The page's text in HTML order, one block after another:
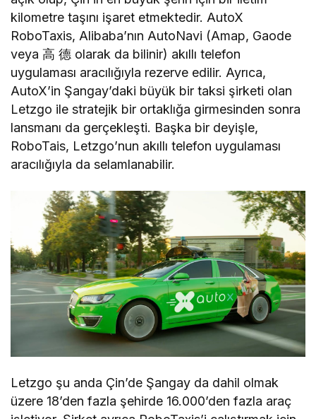
kilometre taşını işaret etmektedir. AutoX
RoboTaxis, Alibaba’nın AutoNavi (Amap, Gaode
veya 高 德 olarak da bilinir) akıllı telefon
uygulaması aracılığıyla rezerve edilir. Ayrıca,
AutoX’in Şangay’daki büyük bir taksi şirketi olan
Letzgo ile stratejik bir ortaklığa girmesinden sonra
lansmanı da gerçekleşti. Başka bir deyişle,
RoboTais, Letzgo’nun akıllı telefon uygulaması
aracılığıyla da selamlanabilir.
Letzgo şu anda Çin’de Şangay da dahil olmak
üzere 18’den fazla şehirde 16.000’den fazla araç